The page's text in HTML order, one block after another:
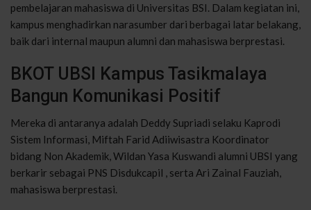
pembelajaran mahasiswa di Universitas BSI. Dalam kegiatan ini,
kampus menghadirkan narasumber dari berbagai latar belakang,
baik dari internal maupun alumni dan mahasiswa berprestasi.
BKOT UBSI Kampus Tasikmalaya
Bangun Komunikasi Positif
Mereka di antaranya adalah Deddy Supriadi selaku Kaprodi
Sistem Informasi, Miftah Farid Adiiwisastra Koordinator
bidang Non Akademik, Wildan Yasa Kuswandi alumni UBSI yang
berkarir sebagai PNS Disdukcapil , serta Ari Zainal Fauziah,
mahasiswa berprestasi.